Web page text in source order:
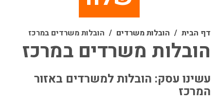
דף הבית הובלות משרדים הובלות משרדים במרכז
הובלות משרדים במרכז
עשינו עסק: הובלות למשרדים באזור
המרכז